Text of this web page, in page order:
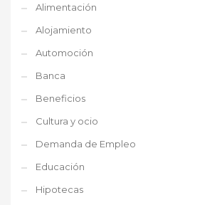
Alimentación
Alojamiento
Automoción
Banca
Beneficios
Cultura y ocio
Demanda de Empleo
Educación
Hipotecas